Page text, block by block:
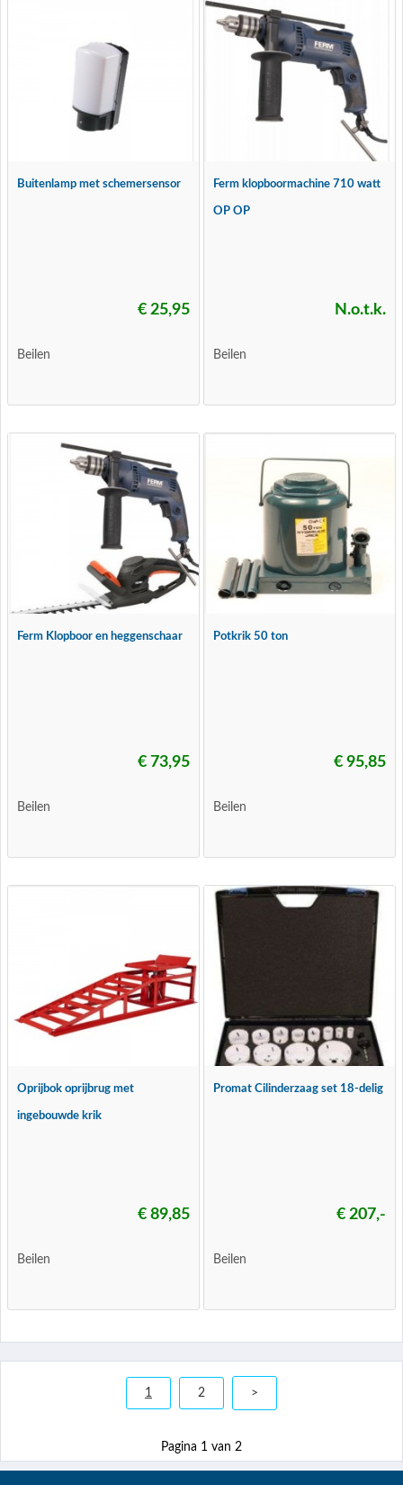
Buitenlamp met schemersensor
€ 25,95
Beilen
Ferm klopboormachine 710 watt
OP OP
N.o.t.k.
Beilen
Ferm Klopboor en heggenschaar
€ 73,95
Beilen
Potkrik 50 ton
€ 95,85
Beilen
Oprijbok oprijbrug met
ingebouwde krik
€ 89,85
Beilen
Promat Cilinderzaag set 18-delig
€ 207,-
Beilen
1 2 >
Pagina 1 van 2